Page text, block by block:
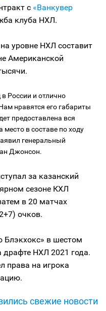
с «Ванкувер
клуба НХЛ.
уровне НХЛ составит
Американской
России и отлично
нравятся его габариты
предоставлена ​​вся
в составе по ходу
генеральный
Джонсон.
за казанский
сезоне КХЛ
в 20 матчах
очков.
в шестом
драфте НХЛ 2021 года.
права на игрока
свежие новости